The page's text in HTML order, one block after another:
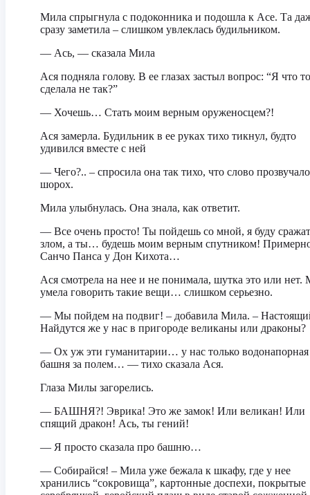
Мила спрыгнула с подоконника и подошла к Асе. Та
сразу заметила – слишком увлеклась будильником.
— Ась, — сказала Мила
Ася подняла голову. В ее глазах застыл вопрос: “Я что то
сделала не так?”
— Хочешь… Стать моим верным оруженосцем?!
Ася замерла. Будильник в ее руках тихо тикнул, будто
удивился вместе с ней
— Чего?.. – спросила она так тихо, что слово
шорох.
Мила улыбнулась. Она знала, как ответит.
— Все очень просто! Ты пойдешь со мной, я буду
злом, а ты… будешь моим верным спутником!
Санчо Панса у Дон Кихота…
Ася смотрела на нее и не понимала, шутка это или нет.
умела говорить такие вещи… слишком серьезно.
— Мы пойдем на подвиг! – добавила Мила. –
Найдутся же у нас в пригороде великаны или драконы?
— Ох уж эти гуманитарии… у нас только водонапорная
башня за полем… — тихо сказала Ася.
Глаза Милы загорелись.
— БАШНЯ?! Эврика! Это же замок! Или великан! Или
спящий дракон! Ась, ты гений!
— Я просто сказала про башню…
— Собирайся! – Мила уже бежала к шкафу, где у нее
хранились “cокровища”, картонные доспехи, покрытые